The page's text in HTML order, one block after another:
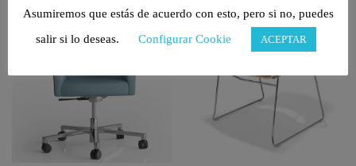
Asumiremos que estás de acuerdo con esto, pero si no, puedes
salir si lo deseas.
Configurar Cookie ACEPTAR